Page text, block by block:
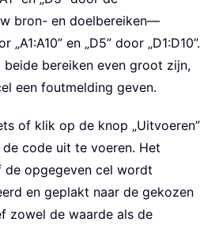
bron- en doelbereiken—
„A1:A10” en „D5” door „D1:D10”.
bereiken even groot zijn,
een foutmelding geven.
of klik op de knop „Uitvoeren”
code uit te voeren. Het
opgegeven cel wordt
en geplakt naar de gekozen
zowel de waarde als de